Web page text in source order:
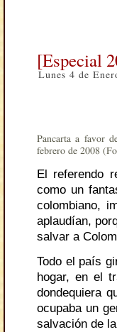
[Especial
Lunes 4 de
Pancarta a favor
febrero de 2008
El referendo
como un
colombiano,
aplaudían,
salvar a
Todo el país
hogar, en el
dondequiera
ocupaba un
salvación de